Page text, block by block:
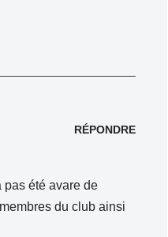
RÉPONDRE
pas été avare de
du club ainsi